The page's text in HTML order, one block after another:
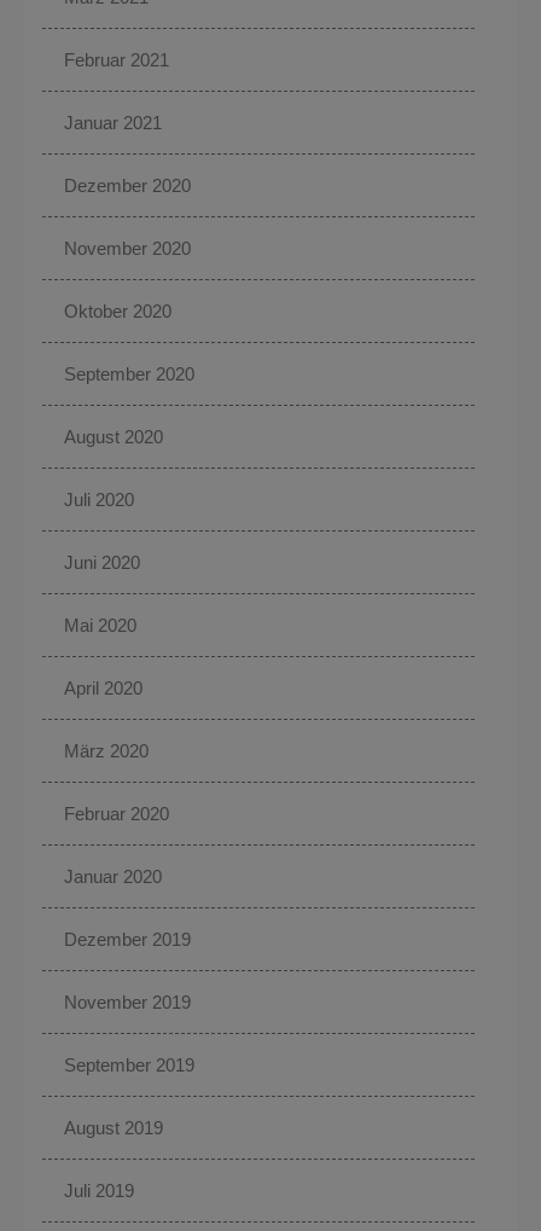
Februar 2021
Januar 2021
Dezember 2020
November 2020
Oktober 2020
September 2020
August 2020
Juli 2020
Juni 2020
Mai 2020
April 2020
März 2020
Februar 2020
Januar 2020
Dezember 2019
November 2019
September 2019
August 2019
Juli 2019